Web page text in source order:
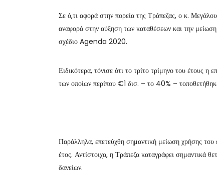
Σε ό,τι αφορά στην πορεία της Τράπεζας, ο κ.
αναφορά στην αύξηση των καταθέσεων και την
σχέδιο Agenda 2020.
Ειδικότερα, τόνισε ότι το τρίτο τρίμηνο του έτους
των οποίων περίπου €1 δισ. – το 40% –
Παράλληλα, επετεύχθη σημαντική μείωση χρήσης
έτος. Αντίστοιχα, η Τράπεζα καταγράφει σημαντικά
δανείων.